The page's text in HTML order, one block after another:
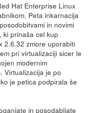
Hat Enterprise Linux
Peta inkarnacija
in novimi
ki prinaša cel kup
2.6.32 zmore uporabiti
pri virtualizaciji sicer le
modernim
Virtualizacija je po
je petica podpirala še
in posodabljate